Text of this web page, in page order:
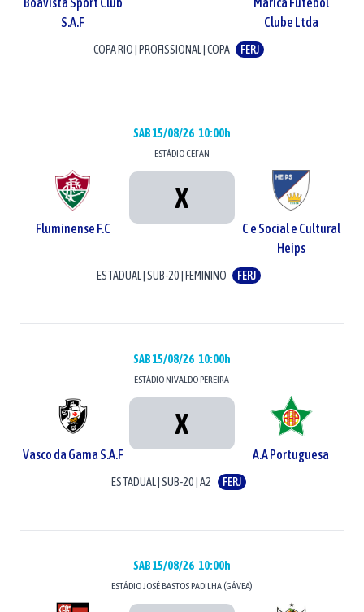
S.A.F
Clube Ltda
COPA RIO PROFISSIONAL COPA FERJ
SAB 15/08/26 10:00h
ESTÁDIO CEFAN
Fluminense F.C
X
C e Social e Cultural
Heips
ESTADUAL SUB-20 FEMININO FERJ
SAB 15/08/26 10:00h
ESTÁDIONIVALDO PEREIRA
Vasco da Gama S.A.F
X
A.A Portuguesa
ESTADUAL SUB-20 A2 FERJ
SAB 15/08/26 10:00h
ESTÁDIO JOSÉ BASTOS PADILHA (GÁVEA)